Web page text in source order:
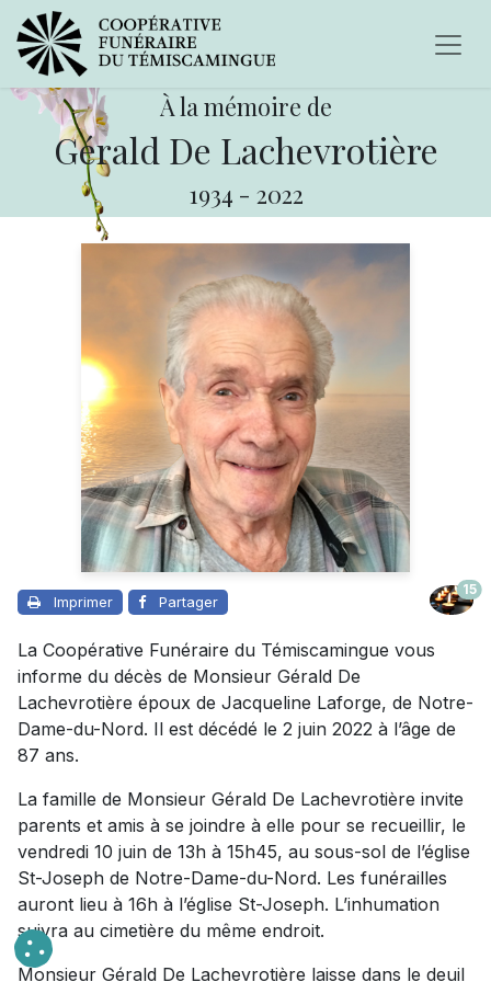
À la mémoire de
Gérald De Lachevrotière
1934 - 2022
Imprimer Partager
15
La Coopérative Funéraire du Témiscamingue vous
informe du décès de Monsieur Gérald De
Lachevrotière époux de Jacqueline Laforge, de Notre-
Dame-du-Nord. Il est décédé le 2 juin 2022 à l’âge de
87 ans.
La famille de Monsieur Gérald De Lachevrotière invite
parents et amis à se joindre à elle pour se recueillir, le
vendredi 10 juin de 13h à 15h45, au sous-sol de l’église
St-Joseph de Notre-Dame-du-Nord. Les funérailles
auront lieu à 16h à l’église St-Joseph. L’inhumation
suivra au cimetière du même endroit.
Monsieur Gérald De Lachevrotière laisse dans le deuil